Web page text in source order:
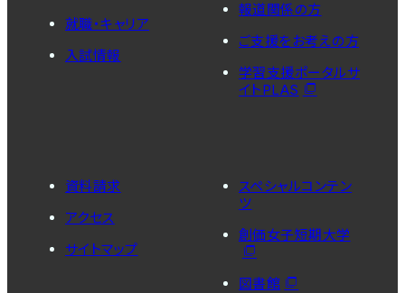
就職・キャリア
入試情報
報道関係の方
ご支援をお考えの方
学習支援ポータルサ
イトPLAS
資料請求
アクセス
サイトマップ
スペシャルコンテン
ツ
創価女子短期大学
図書館